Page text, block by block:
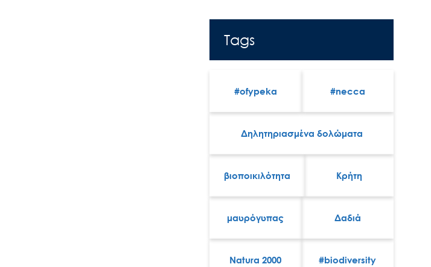
Tags
#ofypeka #necca
Δηλητηριασμένα δολώματα
βιοποικιλότητα Κρήτη
μαυρόγυπας Δαδιά
Natura 2000 #biodiversity